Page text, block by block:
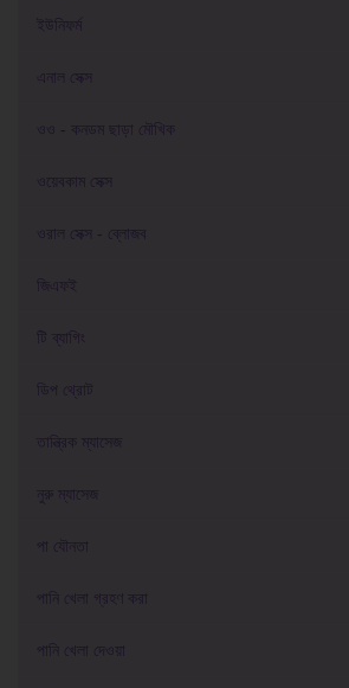
এনাল সেক্স
ওও - কনডম ছাড়া মৌখিক
ওয়েবকাম সেক্স
ওরাল সেক্স - ব্লোজব
জিএফই
টি ব্যাগিং
ডিপ থ্রোট
তান্ত্রিক ম্যাসেজ
নুরু ম্যাসেজ
পা যৌনতা
পানি খেলা গ্রহণ করা
পানি খেলা দেওয়া